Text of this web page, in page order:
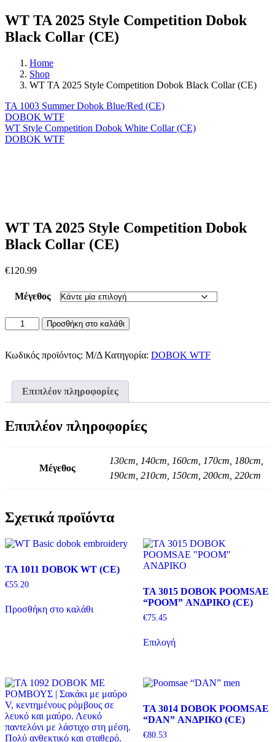
WT TA 2025 Style Competition Dobok
Black Collar (CE)
Home
Shop
WT TA 2025 Style Competition Dobok Black Collar (CE)
TA 1003 Summer Dobok Blue/Red (CE)
DOBOK WTF
WT Style Competition Dobok White Collar (CE)
DOBOK WTF
WT TA 2025 Style Competition Dobok
Black Collar (CE)
€120.99
Μέγεθος
TA
Style
Black
Collar
ποσότητα
Προσθήκη στο καλάθι
Κωδικός προϊόντος: Μ/Δ Κατηγορία: DOBOK WTF
Επιπλέον πληροφορίες
Επιπλέον πληροφορίες
Μέγεθος
130cm, 140cm, 160cm, 170cm, 180cm,
190cm, 210cm, 150cm, 200cm, 220cm
Σχετικά προϊόντα
TA 1011 DOBOK WT (CE)
€55.20
Προσθήκη στο καλάθι
TA 3015 DOBOK POOMSAE
“POOM” ΑΝΔΡΙΚΟ (CE)
€75.45
Επιλογήτο
παραλλαγές.
επιλογές
μπορούν
TA 3014 DOBOK POOMSAE
“DAN” ΑΝΔΡΙΚΟ (CE)
€80.53